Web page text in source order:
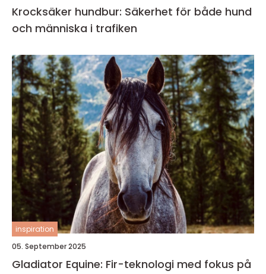
Krocksäker hundbur: Säkerhet för både hund
och människa i trafiken
inspiration
05. September 2025
Gladiator Equine: Fir-teknologi med fokus på